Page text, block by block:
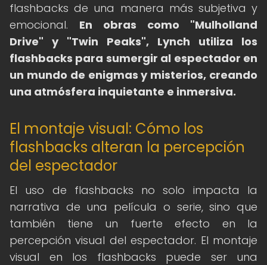
flashbacks de una manera más subjetiva y
emocional. En obras como "Mulholland
Drive" y "Twin Peaks", Lynch utiliza los
flashbacks para sumergir al espectador en
un mundo de enigmas y misterios, creando
una atmósfera inquietante e inmersiva.
El montaje visual: Cómo los
flashbacks alteran la percepción
del espectador
El uso de flashbacks no solo impacta la
narrativa de una película o serie, sino que
también tiene un fuerte efecto en la
percepción visual del espectador. El montaje
visual en los flashbacks puede ser una